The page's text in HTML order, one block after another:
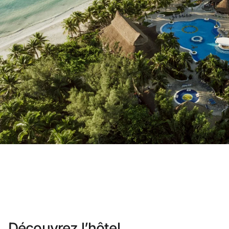
Vous n'êtes pas encore inscrit ?
Créer un
Profitez des avantages du
Meilleur prix garanti
Annulation gratuite